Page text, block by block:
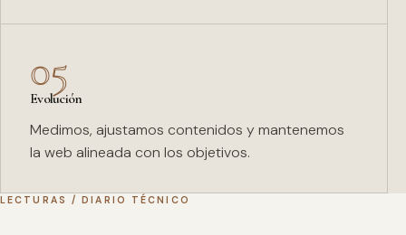
05
Evolución
Medimos, ajustamos contenidos y mantenemos
la web alineada con los objetivos.
LECTURAS / DIARIO TÉCNICO